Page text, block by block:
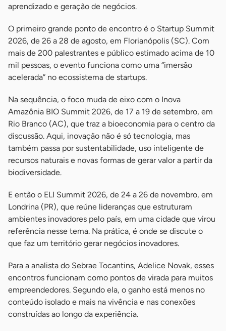
aprendizado e geração de negócios.
O primeiro grande ponto de encontro é o Startup Summit
2026, de 26 a 28 de agosto, em Florianópolis (SC). Com
mais de 200 palestrantes e público estimado acima de 10
mil pessoas, o evento funciona como uma “imersão
acelerada” no ecossistema de startups.
Na sequência, o foco muda de eixo com o Inova
Amazônia BIO Summit 2026, de 17 a 19 de setembro, em
Rio Branco (AC), que traz a bioeconomia para o centro da
discussão. Aqui, inovação não é só tecnologia, mas
também passa por sustentabilidade, uso inteligente de
recursos naturais e novas formas de gerar valor a partir da
biodiversidade.
E então o ELI Summit 2026, de 24 a 26 de novembro, em
Londrina (PR), que reúne lideranças que estruturam
ambientes inovadores pelo país, em uma cidade que virou
referência nesse tema. Na prática, é onde se discute o
que faz um território gerar negócios inovadores.
Para a analista do Sebrae Tocantins, Adelice Novak, esses
encontros funcionam como pontos de virada para muitos
empreendedores. Segundo ela, o ganho está menos no
conteúdo isolado e mais na vivência e nas conexões
construídas ao longo da experiência.